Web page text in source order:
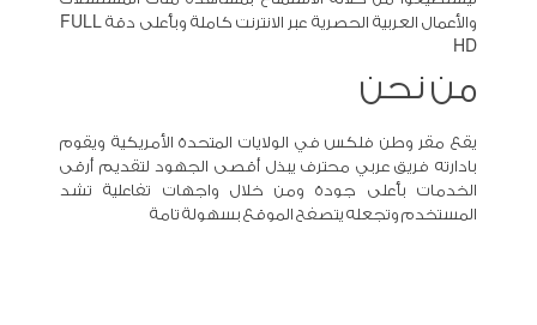
والأعمال العربية الحصرية عبر الانترنت كاملة وبأعلى دقة FULL
HD
من نحن
يقع مقر وطن فلكس في الولايات المتحدة الأمريكية ويقوم
بادارته فريق عربي محترف يبذل أقصى الجهود لتقديم أرقى
الخدمات بأعلى جودة ومن خلال واجهات تفاعلية تشد
المستخدم وتجعله يتصفح الموقع بسهولة تامة